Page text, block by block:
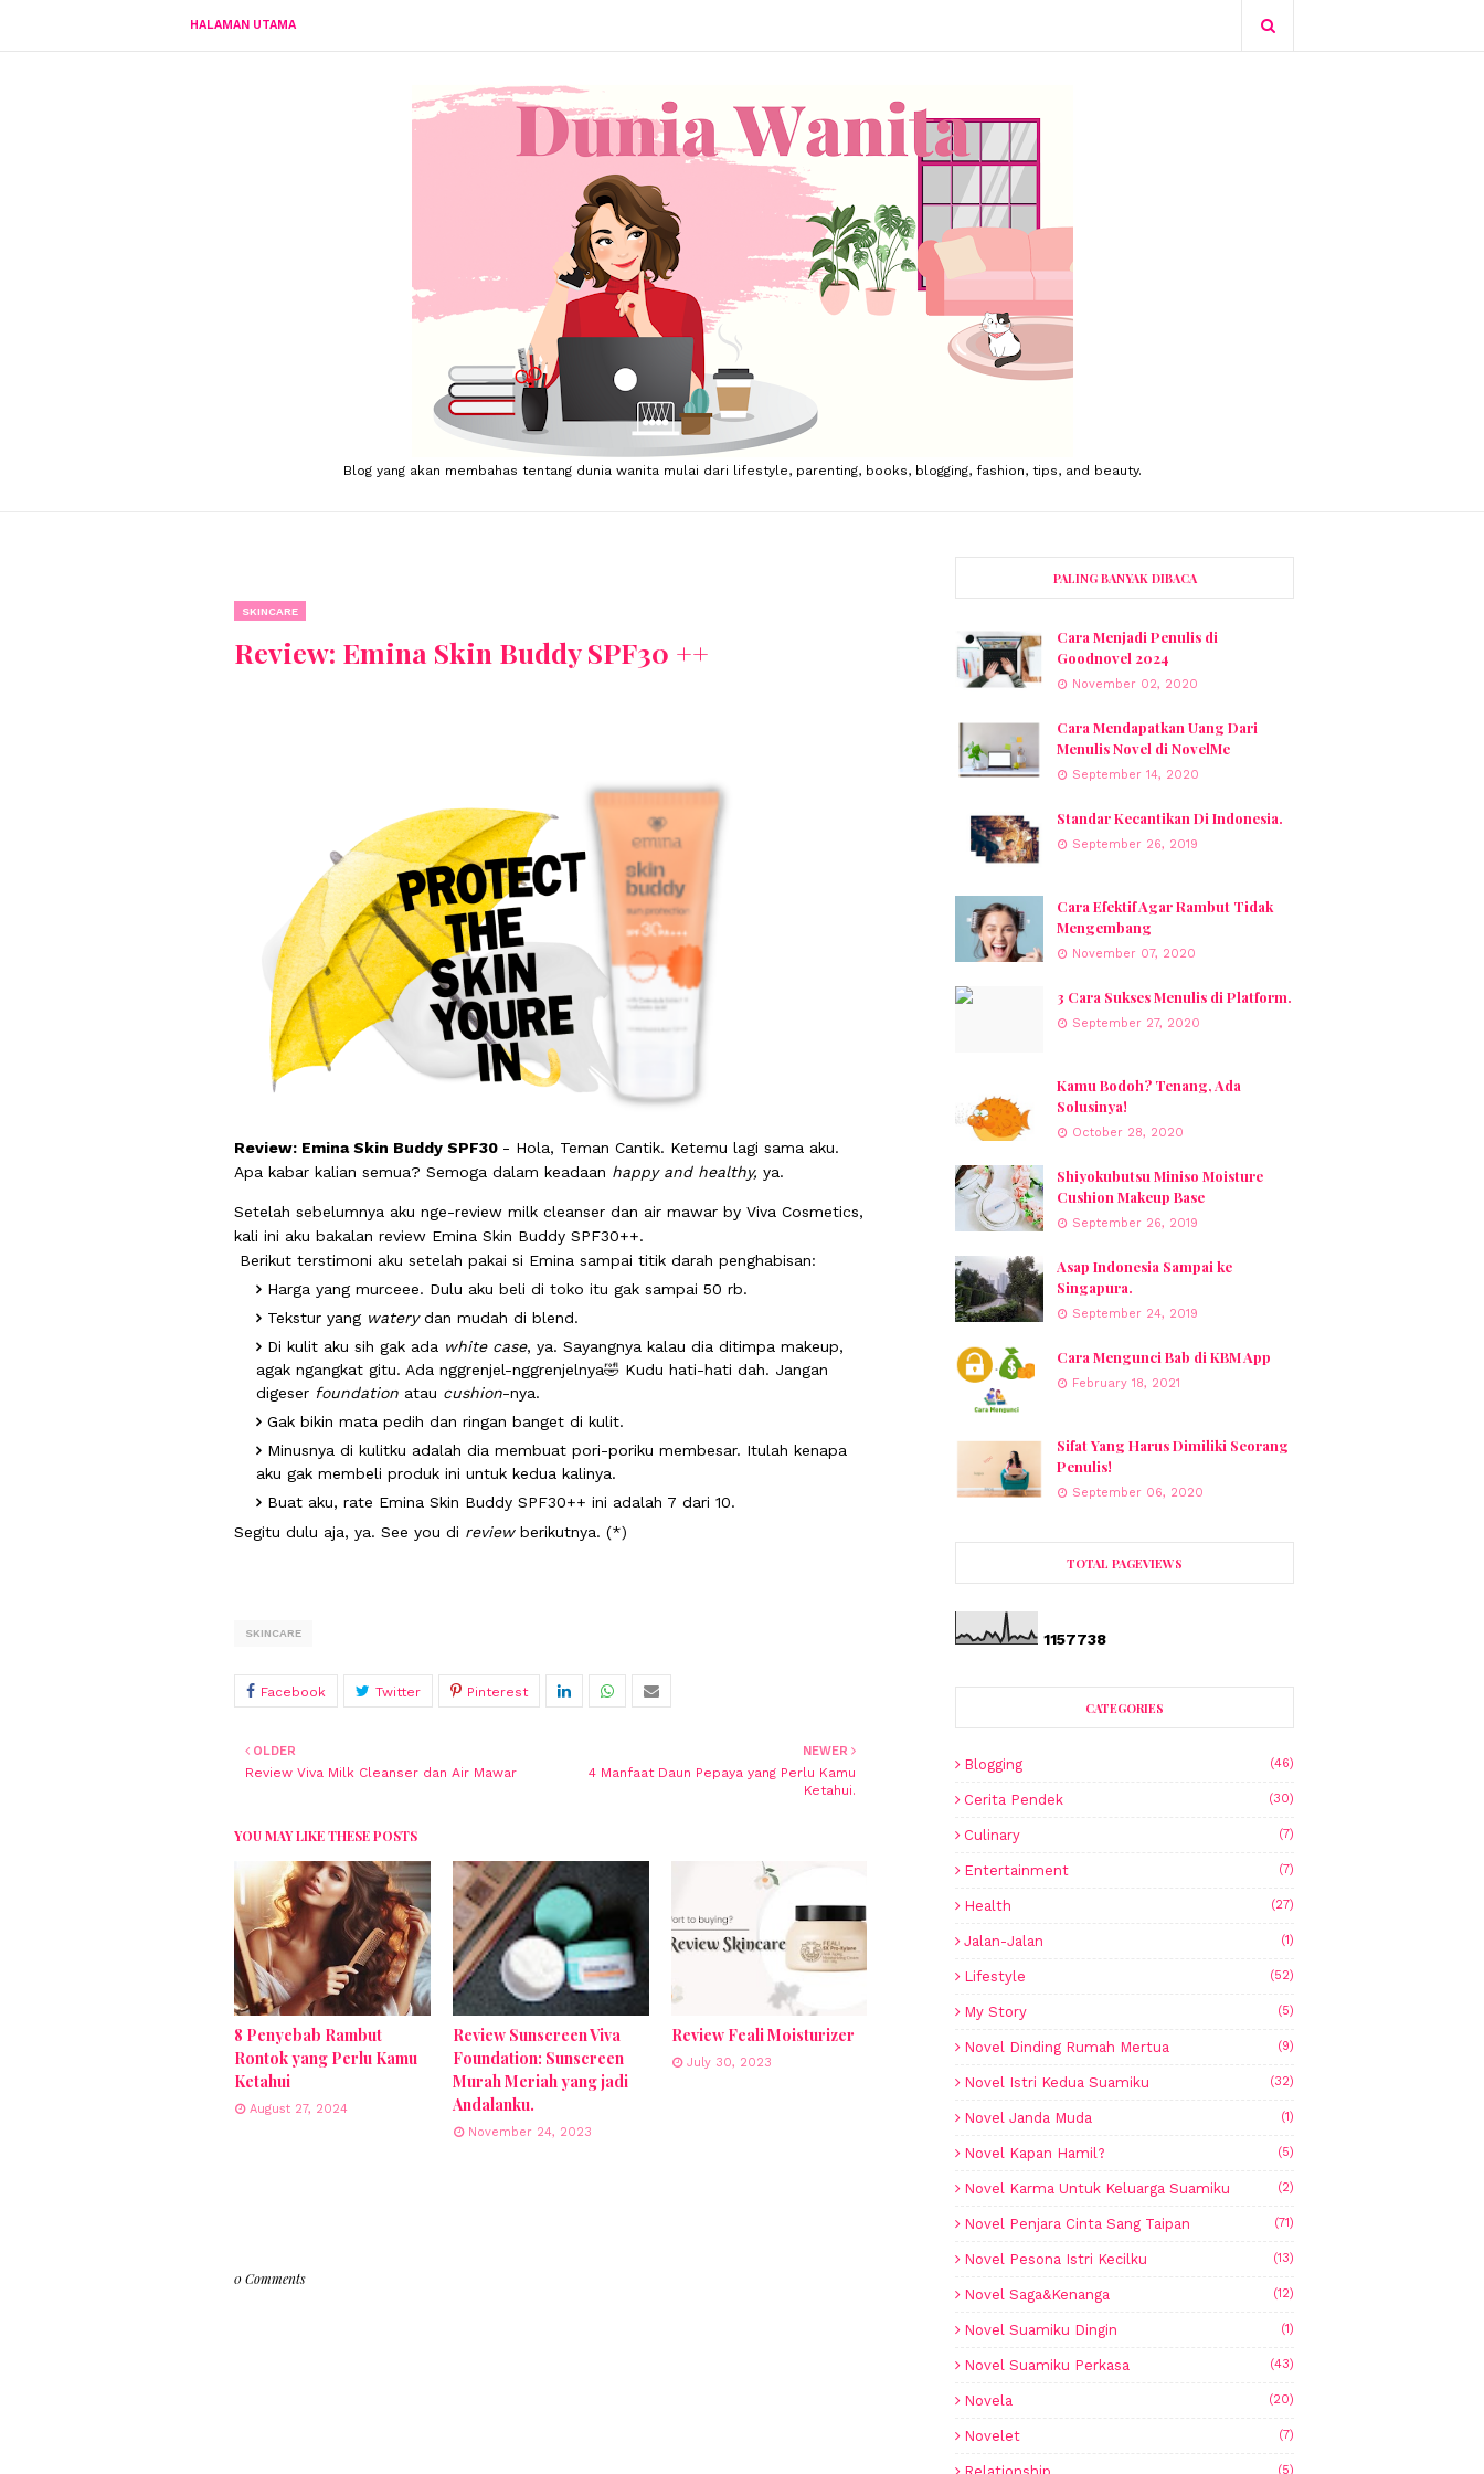
HALAMAN UTAMA
Blog yang akan membahas tentang dunia wanita mulai dari lifestyle, parenting, books, blogging, fashion, tips, and beauty.
SKINCARE
Review: Emina Skin Buddy SPF30 ++
Review: Emina Skin Buddy SPF30 - Hola, Teman Cantik. Ketemu lagi sama aku.
Apa kabar kalian semua? Semoga dalam keadaan happy and healthy, ya.
Setelah sebelumnya aku nge-review milk cleanser dan air mawar by Viva Cosmetics,
kali ini aku bakalan review Emina Skin Buddy SPF30++.
Berikut terstimoni aku setelah pakai si Emina sampai titik darah penghabisan:
Harga yang murceee. Dulu aku beli di toko itu gak sampai 50 rb.
Tekstur yang waterydan mudah di blend.
Di kulit aku sih gak ada white case, ya. Sayangnya kalau dia ditimpa makeup,
agak ngangkat gitu. Ada nggrenjel-nggrenjelnya🤣 Kudu hati-hati dah. Jangan
digeser foundation atau cushion-nya.
Gak bikin mata pedih dan ringan banget di kulit.
Minusnya di kulitku adalah dia membuat pori-poriku membesar. Itulah kenapa
aku gak membeli produk ini untuk kedua kalinya.
Buat aku, rate Emina Skin Buddy SPF30++ ini adalah 7 dari 10.
Segitu dulu aja, ya. See you di reviewberikutnya. (*)
SKINCARE
NEWER
4 Manfaat Daun Pepaya yang Perlu Kamu
Ketahui.
OLDER
Review Viva Milk Cleanser dan Air Mawar
YOU MAY LIKE THESE POSTS
8 Penyebab Rambut
Rontok yang Perlu Kamu
Ketahui
August 27, 2024
Review Sunscreen Viva
Foundation: Sunscreen
Murah Meriah yang jadi
Andalanku.
November 24, 2023
Review Feali Moisturizer
July 30, 2023
0 Comments
PALING BANYAK DIBACA
Cara Menjadi Penulis di
Goodnovel 2024
November 02, 2020
Cara Mendapatkan Uang Dari
Menulis Novel di NovelMe
September 14, 2020
Standar Kecantikan Di Indonesia.
September 26, 2019
Cara Efektif Agar Rambut Tidak
Mengembang
November 07, 2020
3 Cara Sukses Menulis di Platform.
September 27, 2020
Kamu Bodoh? Tenang, Ada
Solusinya!
October 28, 2020
Shiyokubutsu Miniso Moisture
Cushion Makeup Base
September 26, 2019
Asap Indonesia Sampai ke
Singapura.
September 24, 2019
Cara Mengunci Bab di KBM App
February 18, 2021
Sifat Yang Harus Dimiliki Seorang
Penulis!
September 06, 2020
TOTAL PAGEVIEWS
1157738
CATEGORIES
Blogging (46)
Cerita Pendek (30)
Culinary (7)
Entertainment (7)
Health (27)
Jalan-Jalan (1)
Lifestyle (52)
My Story (5)
Novel Dinding Rumah Mertua (9)
Novel Istri Kedua Suamiku (32)
Novel Janda Muda (1)
Novel Kapan Hamil? (5)
Novel Karma Untuk Keluarga Suamiku (2)
Novel Penjara Cinta Sang Taipan (71)
Novel Pesona Istri Kecilku (13)
Novel Saga&Kenanga (12)
Novel Suamiku Dingin (1)
Novel Suamiku Perkasa (43)
Novela (20)
Novelet (7)
(5)